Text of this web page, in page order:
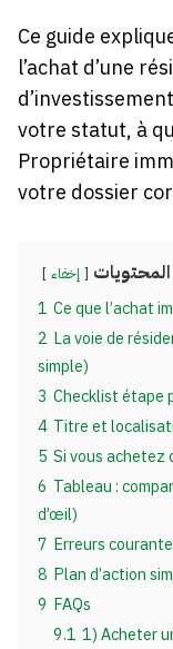
Ce guide
l’achat d’une
votre statut, à
Propriétaire
votre dossier
المحتويات إخفاء
1 Ce que l’achat
2 La voie de
simple)
3 Checklist étape
4 Titre et
5 Si vous achetez
6 Tableau :
d’œil)
7 Erreurs
8 Plan d’action
9 FAQs
9.1 1) Acheter